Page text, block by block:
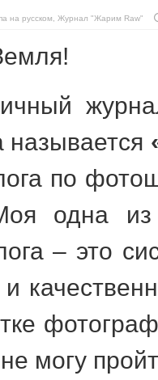
на русском, Журнал "Жарим Raw"
называется
по
одна из
– это
и
могу